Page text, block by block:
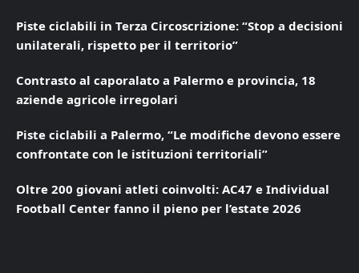
Piste ciclabili in Terza Circoscrizione: “Stop a decisioni
unilaterali, rispetto per il territorio”
Contrasto al caporalato a Palermo e provincia, 18
aziende agricole irregolari
Piste ciclabili a Palermo, “Le modifiche devono essere
confrontate con le istituzioni territoriali”
Oltre 200 giovani atleti coinvolti: AC47 e Individual
Football Center fanno il pieno per l’estate 2026